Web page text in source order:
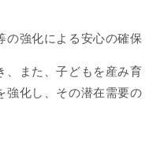
の強化による安心の確保
、また、子どもを産み育
強化し、その潜在需要の